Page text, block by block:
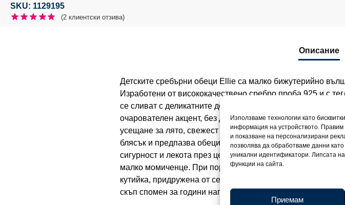
Използваме технологии като
информация на устройството.
и показване на персонализирани
позволява да обработваме данни
уникални идентификатори. Липсата
функции на сайта.
Приемам
SKU: 1129195
(2 клиентски отзива)
Описание
Детските сребърни обеци Ellie са малко бижутерийно
Изработени от висококачествено сребро проба 925 и с
се сливат с деликатните детски ушички. Размерите им
очарователен акцент, без да натежават или пречат на
усещане за лято, свежест и безгрижие, превръщайки
блясък и предпазва обеците от потъмняване и
сигурност и лекота през целия ден. Тези обеци са малко
малко момиченце. При поръчка, Capino.bg ще зарадва
кутийка, придружена от сертификат за качество, за да
скъп спомен за години напред.